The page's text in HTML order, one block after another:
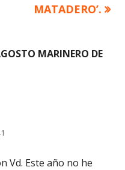
MATADERO’.
MARINERO DE
Vd. Este año no he